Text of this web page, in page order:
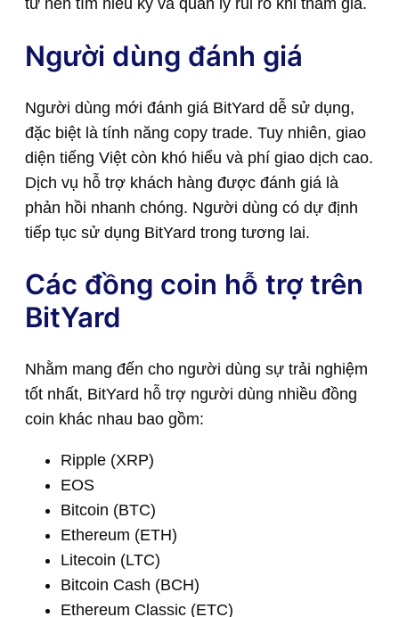
tư nên tìm hiểu kỹ và quản lý rủi ro khi tham gia.
Người dùng đánh giá
Người dùng mới đánh giá BitYard dễ sử dụng,
đặc biệt là tính năng copy trade. Tuy nhiên, giao
diện tiếng Việt còn khó hiểu và phí giao dịch cao.
Dịch vụ hỗ trợ khách hàng được đánh giá là
phản hồi nhanh chóng. Người dùng có dự định
tiếp tục sử dụng BitYard trong tương lai.
Các đồng coin hỗ trợ trên
BitYard
Nhằm mang đến cho người dùng sự trải nghiệm
tốt nhất, BitYard hỗ trợ người dùng nhiều đồng
coin khác nhau bao gồm:
Ripple (XRP)
EOS
Bitcoin (BTC)
Ethereum (ETH)
Litecoin (LTC)
Bitcoin Cash (BCH)
Ethereum Classic (ETC)